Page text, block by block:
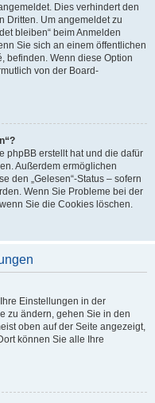
Dies verhindert den
Dritten. Um angemeldet zu
bleiben“ beim Anmelden
Sie sich an einem öffentlichen
befinden. Wenn diese Option
von der Board-
phpBB erstellt hat und die dafür
Außerdem ermöglichen
den „Gelesen“-Status – sofern
Wenn Sie Probleme bei der
Sie die Cookies löschen.
Einstellungen in der
zu ändern, gehen Sie in den
oben auf der Seite angezeigt,
können Sie alle Ihre